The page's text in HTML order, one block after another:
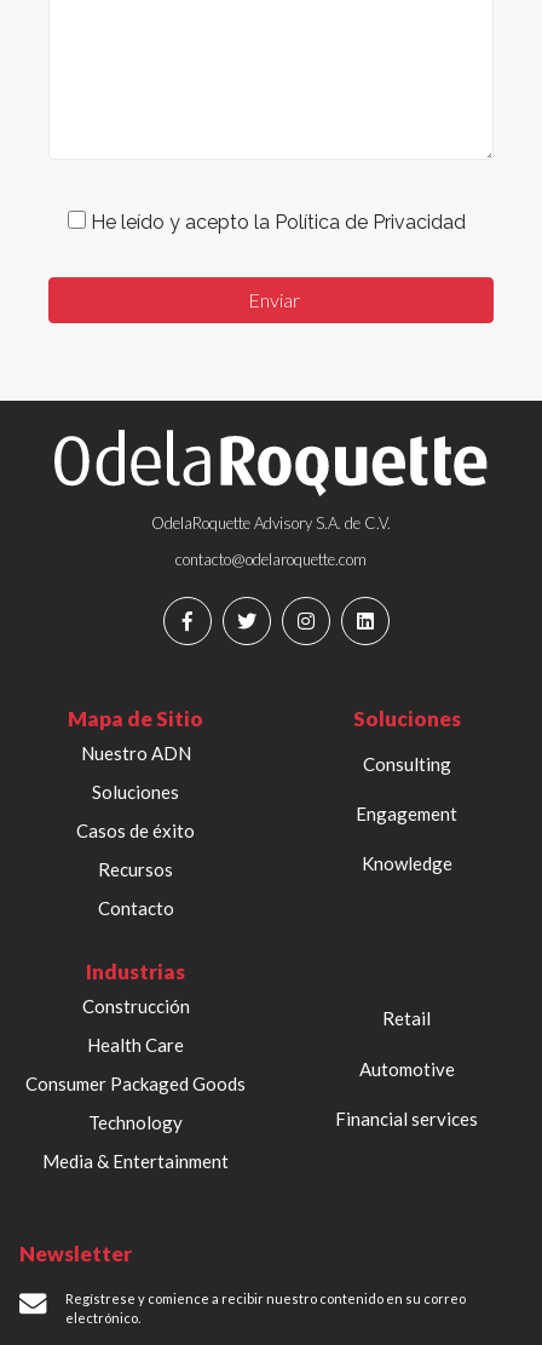
He leído y acepto la Política de Privacidad
OdelaRoquette Advisory S.A. de C.V.
contacto@odelaroquette.com
Mapa de Sitio
Nuestro ADN
Soluciones
Casos de éxito
Recursos
Contacto
Soluciones
Consulting
Engagement
Knowledge
Industrias
Construcción
Health Care
Consumer Packaged Goods
Technology
Media & Entertainment
Retail
Automotive
Financial services
Newsletter
Regístrese y comience a recibir nuestro contenido en su correo
electrónico.